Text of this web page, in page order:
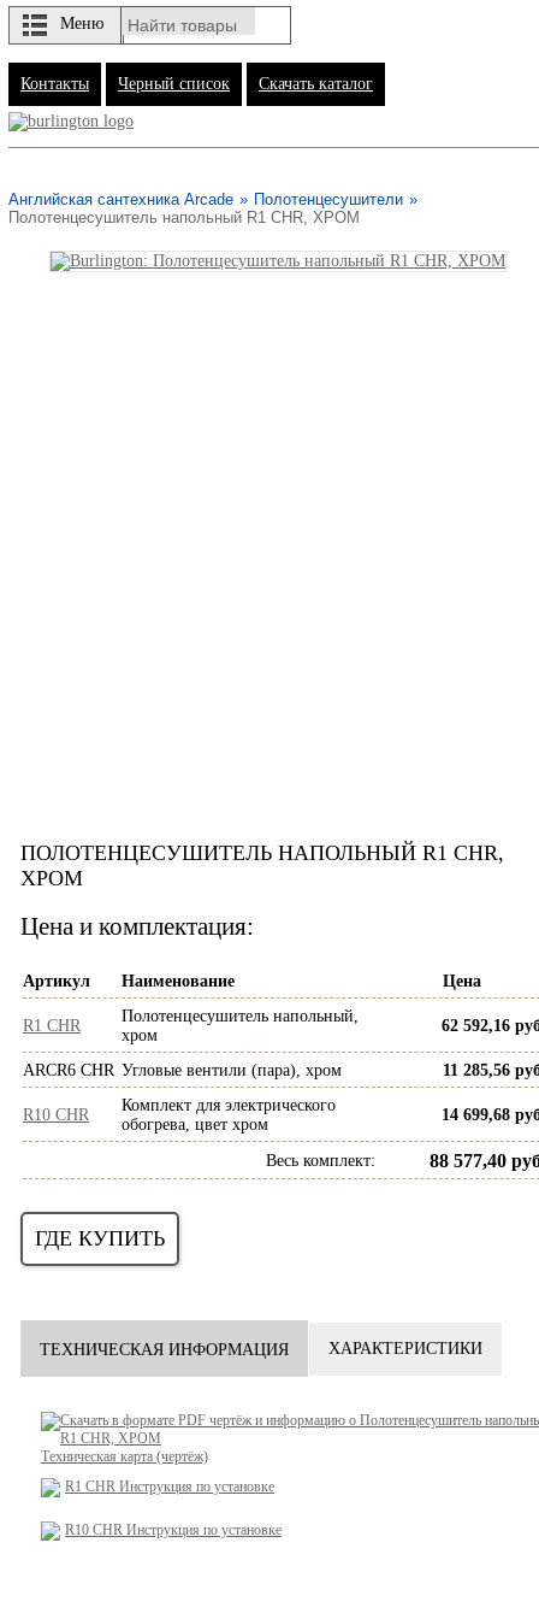
Контакты Черный список Скачать каталог
Английская сантехника Arcade » Полотенцесушители »
Полотенцесушитель напольный R1 CHR, ХРОМ
Меню
ПОЛОТЕНЦЕСУШИТЕЛЬ НАПОЛЬНЫЙ R1 CHR,
ХРОМ
Цена и комплектация:
Артикул Наименование Цена
R1 CHR
Полотенцесушитель напольный,
хром
62 592,16
ARCR6 CHR Угловые вентили (пара), хром 11 285,56
R10 CHR
Комплект для электрического
обогрева, цвет хром
14 699,68
Весь комплект: 88 577,40
ГДЕ КУПИТЬ
ТЕХНИЧЕСКАЯ ИНФОРМАЦИЯ
Техническая карта (чертёж)
R1 CHR Инструкция по установке
R10 CHR Инструкция по установке
ХАРАКТЕРИСТИКИ